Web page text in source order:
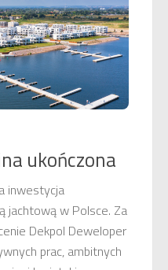
ukończona
inwestycja
jachtową w Polsce. Za
Dekpol Deweloper
prac, ambitnych